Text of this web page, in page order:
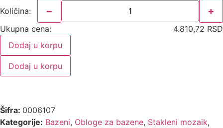
Količina:
− +
Ukupna cena:
4.810,72 RSD
Dodaj u korpu
Dodaj u korpu
Šifra: 0006107
Kategorije: Bazeni, Obloge za bazene, Stakleni mozaik,